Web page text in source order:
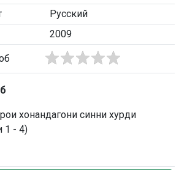
Русский
2009
хонандагони синни хурди
1 - 4)